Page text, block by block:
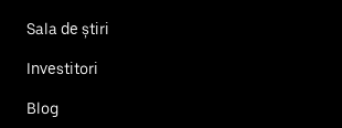
Sala de știri
Investitori
Blog